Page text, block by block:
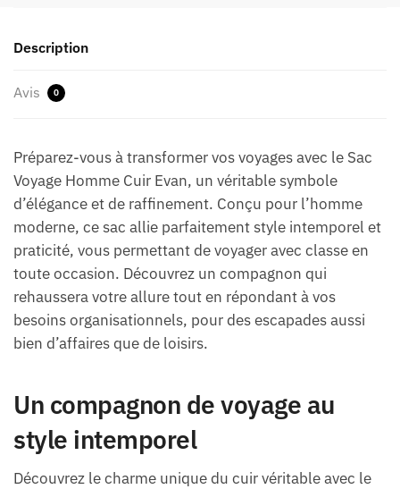
Description
Avis 0
Préparez-vous à transformer vos voyages avec le Sac
Voyage Homme Cuir Evan, un véritable symbole
d’élégance et de raffinement. Conçu pour l’homme
moderne, ce sac allie parfaitement style intemporel et
praticité, vous permettant de voyager avec classe en
toute occasion. Découvrez un compagnon qui
rehaussera votre allure tout en répondant à vos
besoins organisationnels, pour des escapades aussi
bien d’affaires que de loisirs.
Un compagnon de voyage au
style intemporel
Découvrez le charme unique du cuir véritable avec le